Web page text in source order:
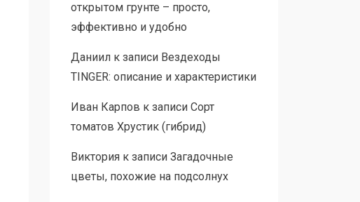
открытом грунте – просто,
эффективно и удобно
Даниилк записи Вездеходы
TINGER: описание и характеристики
Иван Карпов к записи Сорт
томатов Хрустик (гибрид)
Викторияк записи Загадочные
цветы, похожие на подсолнух